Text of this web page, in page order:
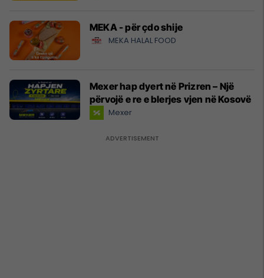
MEKA - për çdo shije
MEKA HALAL FOOD
Mexer hap dyert në Prizren – Një
përvojë e re e blerjes vjen në Kosovë
Mexer